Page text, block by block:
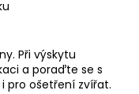
Při výskytu
a poraďte se s
pro ošetření zvířat.